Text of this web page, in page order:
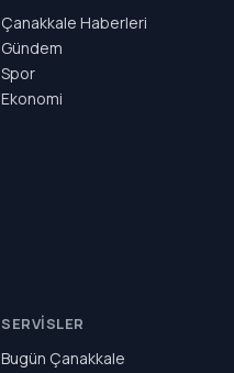
Çanakkale Haberleri
Gündem
Spor
Ekonomi
SERVISLER
Bugün Çanakkale